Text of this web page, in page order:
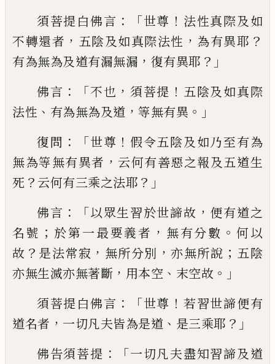
須菩提白佛言 ：「世尊 ！ 法性真際及如
不轉還者 ， 五陰及如真際法性 ， 為有異耶 ？
有為無為及道有漏無漏 ， 復有異耶 ？」
佛言 ：「不也 ， 須菩提 ！ 五陰及如真際
法性 、 有為無為及道 ， 等無有異 。」
復問 ：「世尊 ！ 假令五陰及如乃至有為
無為等無有異者 ， 云何有善惡之報及五道生
死 ？ 云何有三乘之法耶 ？」
佛言 ：「以眾生習於世諦故 ， 便有道之
名號 ； 於第一最要義者 ， 無有分數 。 何以
故 ？ 是法常寂 ， 無所分別 ，亦無所說 ； 五陰
亦無生滅亦無著斷 ， 用本空 、 末空故 。」
須菩提白佛言 ：「世尊 ！ 若習世諦便有
道名者 ， 一切凡夫皆為是道 、 是三乘耶 ？」
佛告須菩提 ：「一切凡夫盡知習諦及道